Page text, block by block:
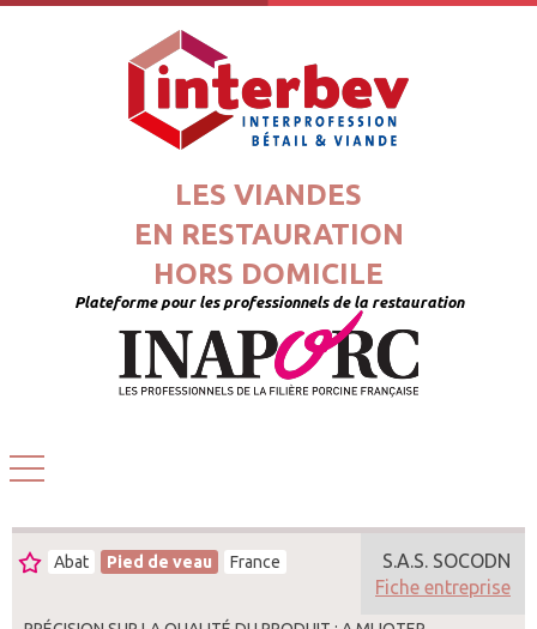
LES VIANDES
EN RESTAURATION
HORS DOMICILE
Plateforme pour les professionnels de la restauration
Abat Pied de veau France
S.A.S. SOCODN
Fiche entreprise